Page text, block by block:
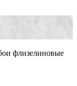
флизелиновые